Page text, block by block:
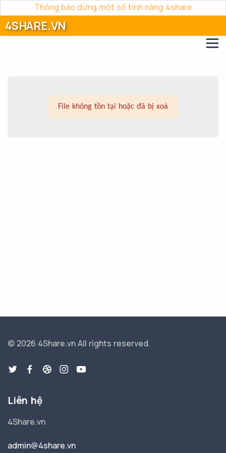
Thông báo dừng một số tính năng 4share
4SHARE.VN
File không tồn tại hoặc đã bị xoá
© 2026 4Share.vnAll rights reserved.
Liên hệ
4Share.vn
admin@4share.vn